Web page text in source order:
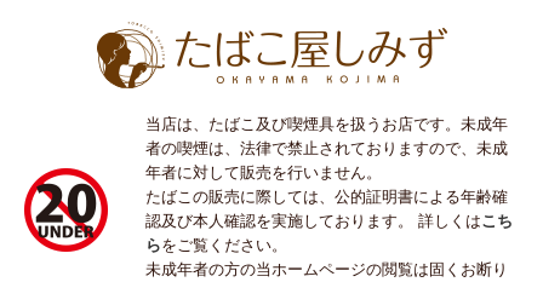
絞り込む
当店は、たばこ及び喫煙具を扱うお店です。未成年
者の喫煙は、法律で禁止されておりますので、未成
年者に対して販売を行いません。
たばこの販売に際しては、公的証明書による年齢確
認及び本人確認を実施しております。 詳しくはこち
らをご覧ください。
未成年者の方の当ホームページの閲覧は固くお断り